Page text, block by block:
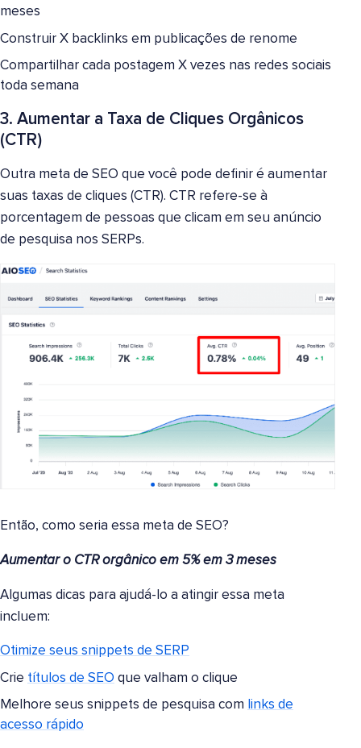
meses
Construir X backlinks em publicações de renome
Compartilhar cada postagem X vezes nas redes sociais
toda semana
3. Aumentar a Taxa de Cliques Orgânicos
(CTR)
Outra meta de SEO que você pode definir é aumentar
suas taxas de cliques (CTR). CTR refere-se à
porcentagem de pessoas que clicam em seu anúncio
de pesquisa nos SERPs.
Então, como seria essa meta de SEO?
Aumentar o CTR orgânico em 5% em 3 meses
Algumas dicas para ajudá-lo a atingir essa meta
incluem:
Otimize seus snippets de SERP
Crie títulos de SEO que valham o clique
Melhore seus snippets de pesquisa com links de
acesso rápido